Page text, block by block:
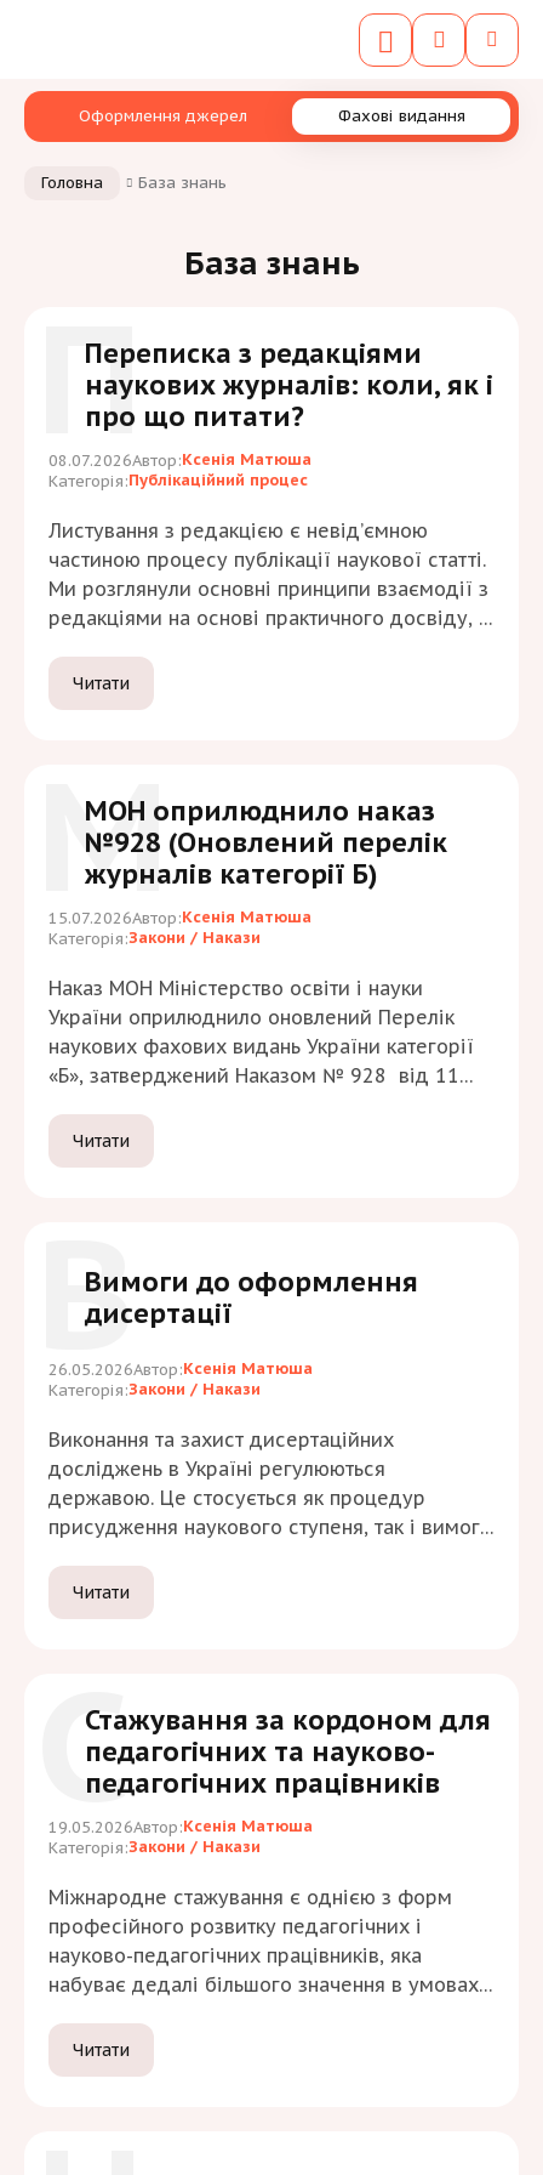
Оформлення джерел Фахові видання
Головна База знань
База знань
П
Переписка з редакціями
наукових журналів: коли, як і
про що питати?
08.07.2026Автор:Ксенія Матюша
Категорія:Публікаційний процес
Листування з редакцією є невід’ємною
частиною процесу публікації наукової статті.
Ми розглянули основні принципи взаємодії з
редакціями на основі практичного досвіду, а
яких варто уникати.
Читати
М
МОН оприлюднило наказ
№928 (Оновлений перелік
журналів категорії Б)
15.07.2026Автор:Ксенія Матюша
Категорія:Закони / Накази
Наказ МОН Міністерство освіти і науки
України оприлюднило оновлений Перелік
наукових фахових видань України категорії
«Б», затверджений Наказом № 928 від 11
періодичних видань до Переліку наукових
фахових видань України» Особливістю цього
2026…
Читати
В
Вимоги до оформлення
дисертації
26.05.2026Автор:Ксенія Матюша
Категорія:Закони / Накази
Виконання та захист дисертаційних
досліджень в Україні регулюються
державою. Це стосується як процедур
присудження наукового ступеня, так і вимог
оформлення дисертаційної роботи. Одним із
ключових нормативних актів у цій сфері є
дисертації». …
Читати
С
Стажування за кордоном для
педагогічних та науково-
педагогічних працівників
19.05.2026Автор:Ксенія Матюша
Категорія:Закони / Накази
Міжнародне стажування є однією з форм
професійного розвитку педагогічних і
науково-педагогічних працівників, яка
набуває дедалі більшого значення в умовах
та світовий освітній простір. Воно
розглядається як інструмент розширення
Читати